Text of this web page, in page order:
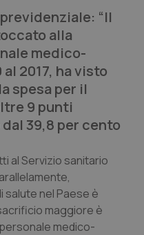
“Il
alla
medico-
2017, ha visto
spesa per il
9 punti
39,8 per cento
al Servizio sanitario
salute nel Paese è
maggiore è
medico-